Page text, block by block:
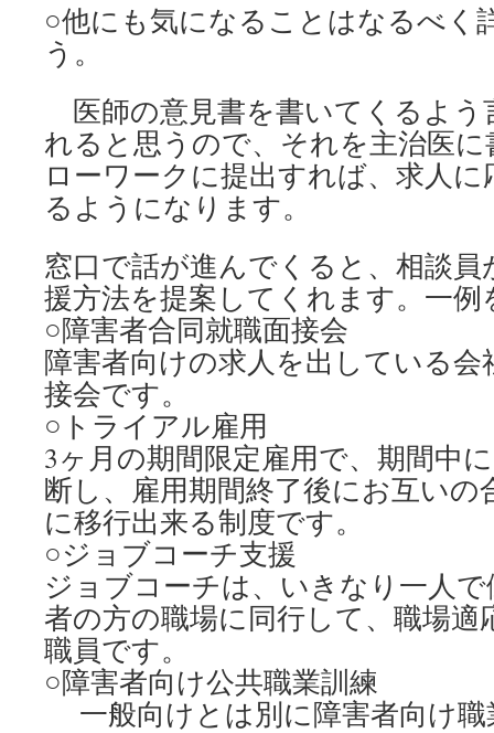
○他にも気になることはなるべく
う。
医師の意見書を書いてくるよう
れると思うので、それを主治医
ローワークに提出すれば、求人
るようになります。
窓口で話が進んでくると、相談
援方法を提案してくれます。一例
○障害者合同就職面接会
障害者向けの求人を出している
接会です。
○トライアル雇用
3ヶ月の期間限定雇用で、期間中
断し、雇用期間終了後にお互いの
に移行出来る制度です。
○ジョブコーチ支援
ジョブコーチは、いきなり一人
者の方の職場に同行して、職場適
職員です。
○障害者向け公共職業訓練
一般向けとは別に障害者向け